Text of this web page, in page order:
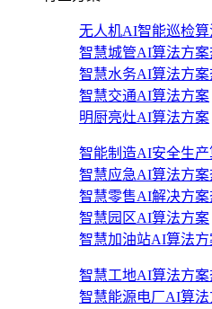
无人机AI智能巡检
智慧城管AI算法方案
智慧水务AI算法方案
智慧交通AI算法方案
明厨亮灶AI算法方案
智能制造AI安全生
智慧应急AI算法方案
智慧零售AI解决方案
智慧园区AI算法方案
智慧加油站AI算法方
智慧工地AI算法方案
智慧能源电厂AI算法